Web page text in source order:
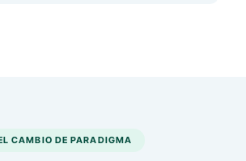
CAMBIO DE PARADIGMA